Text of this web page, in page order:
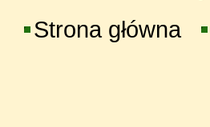
Strona główna